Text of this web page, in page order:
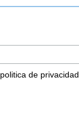
politica de privacidad